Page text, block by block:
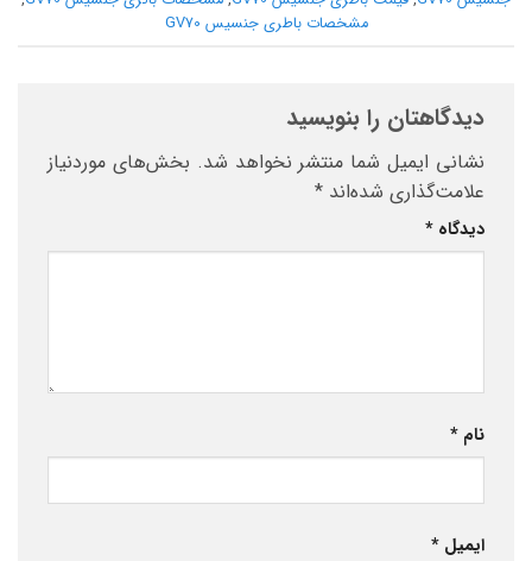
مشخصات باطری جنسیس GV70
دیدگاهتان را بنویسید
نشانی ایمیل شما منتشر نخواهد شد. بخش‌های موردنیاز
علامت‌گذاری شده‌اند *
دیدگاه *
نام *
ایمیل *